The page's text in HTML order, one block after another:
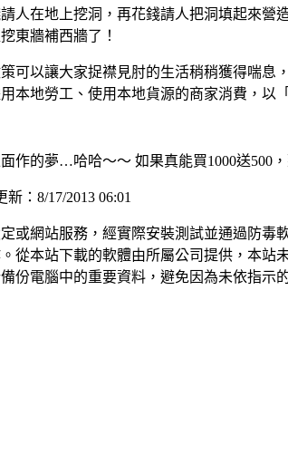
人在地上挖洞，再花錢請人把洞填起來
東牆補西牆了！
可以讓大家捉襟見肘的生活稍稍獲得喘
本地勞工、使用本地貨源的商家消費，以
作的夢…哈哈～～ 如果真能買1000送500
：8/17/2013 06:01
或網站服務，經實際安裝測試並通過防
從本站下載的軟體由所屬公司提供，本
份電腦中的重要資料，避免因為未依指